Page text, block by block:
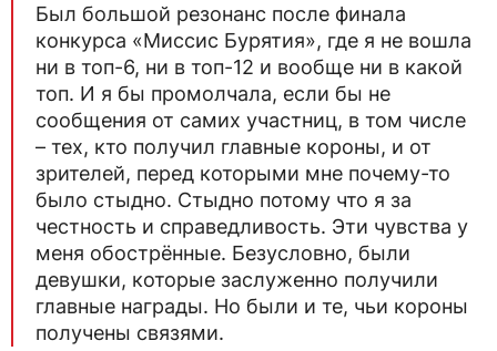
Был большой резонанс после финала
конкурса «Миссис Бурятия», где я не вошла
ни в топ-6, ни в топ-12 и вообще ни в какой
топ. И я бы промолчала, если бы не
сообщения от самих участниц, в том числе
– тех, кто получил главные короны, и от
зрителей, перед которыми мне почему-то
было стыдно. Стыдно потому что я за
честность и справедливость. Эти чувства у
меня обострённые. Безусловно, были
девушки, которые заслуженно получили
главные награды. Но были и те, чьи короны
получены связями.